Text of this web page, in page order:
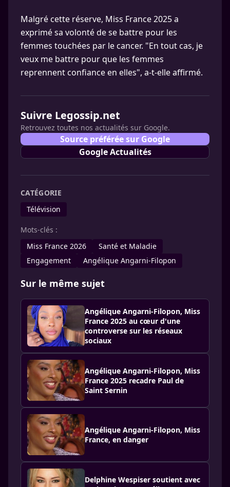
Malgré cette réserve, Miss France 2025 a
exprimé sa volonté de se battre pour les
femmes touchées par le cancer. "En tout cas, je
veux me battre pour que les femmes
reprennent confiance en elles", a-t-elle affirmé.
Suivre Legossip.net
Retrouvez toutes nos actualités sur Google.
Source préférée sur Google
Google Actualités
CATÉGORIE
Télévision
Mots-clés :
Miss France 2026
Santé et Maladie
Engagement
Angélique Angarni-Filopon
Sur le même sujet
Angélique Angarni-Filopon, Miss
France 2025 au cœur d'une
controverse sur les réseaux
sociaux
Angélique Angarni-Filopon, Miss
France 2025 recadre Paul de
Saint Sernin
Angélique Angarni-Filopon, Miss
France, en danger
Delphine Wespiser soutient avec